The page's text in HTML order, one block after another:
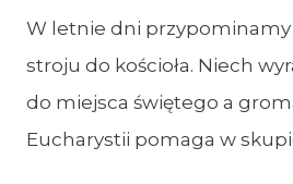
W letnie dni
stroju do kościoła. Niech
do miejsca świętego a
Eucharystii pomaga w